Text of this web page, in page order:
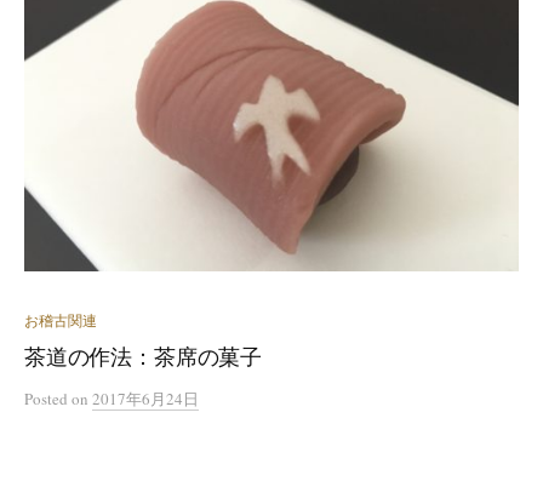
お稽古関連
茶道の作法：茶席の菓子
Posted on 2017年6月24日